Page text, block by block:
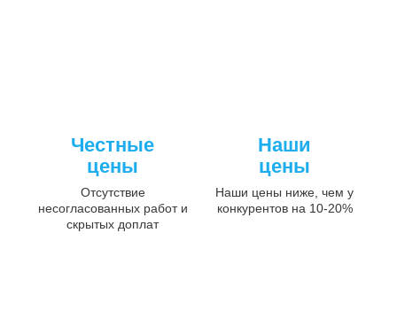
Честные
цены
Отсутствие
несогласованных работ и
скрытых доплат
Наши
цены
Наши цены ниже, чем у
конкурентов на 10-20%